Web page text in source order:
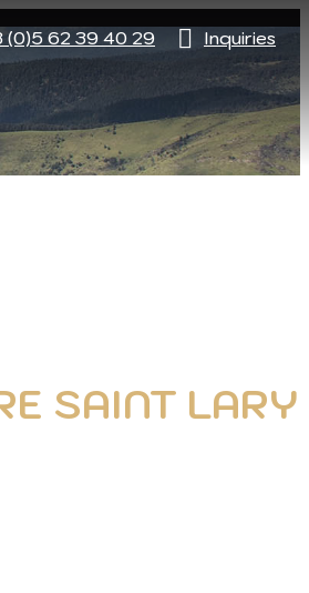
(0)5 62 39 40 29 Inquiries
SAINT LARY